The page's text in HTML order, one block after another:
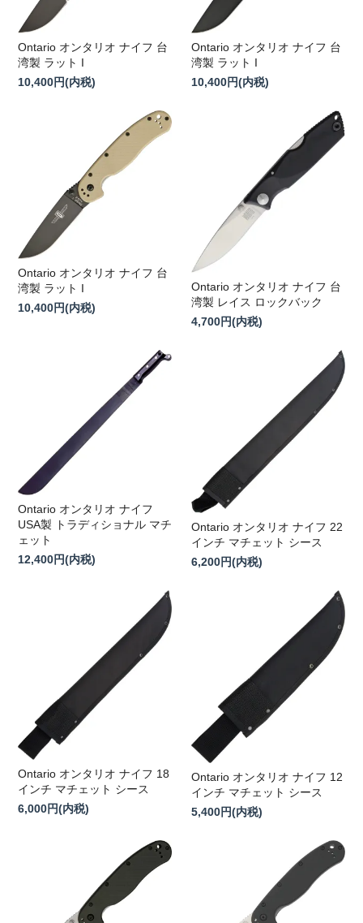
Ontario オンタリオ ナイフ 台
湾製 ラット I
10,400円(内税)
Ontario オンタリオ ナイフ 台
湾製 ラット I
10,400円(内税)
Ontario オンタリオ ナイフ 台
湾製 ラット I
10,400円(内税)
Ontario オンタリオ ナイフ 台
湾製 レイス ロックバック
4,700円(内税)
Ontario オンタリオ ナイフ
USA製 トラディショナル マチ
ェット
12,400円(内税)
Ontario オンタリオ ナイフ 22
インチ マチェット シース
6,200円(内税)
Ontario オンタリオ ナイフ 18
インチ マチェット シース
6,000円(内税)
Ontario オンタリオ ナイフ 12
インチ マチェット シース
5,400円(内税)